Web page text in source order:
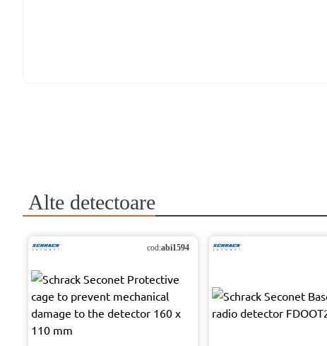
Alte detectoare
cod:abi1594